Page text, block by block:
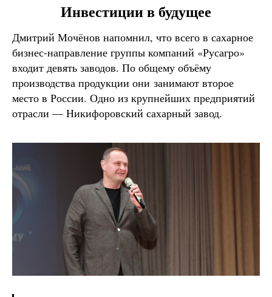
Инвестиции в будущее
Дмитрий Мочёнов напомнил, что всего в сахарное
бизнес-направление группы компаний «Русагро»
входит девять заводов. По общему объёму
производства продукции они занимают второе
место в России. Одно из крупнейших предприятий
отрасли — Никифоровский сахарный завод.